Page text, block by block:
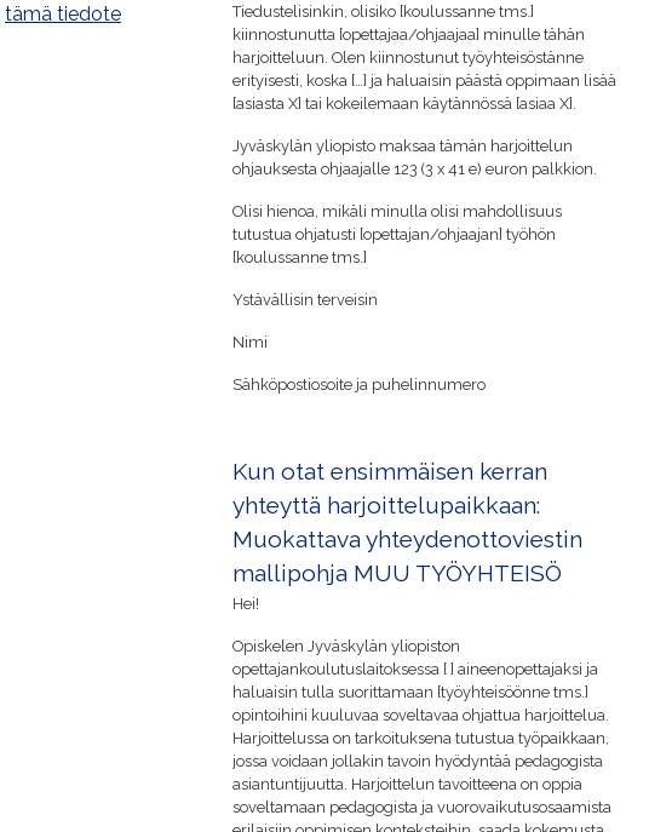
tämä tiedote
Tiedustelisinkin, olisiko [koulussanne tms.]
kiinnostunutta [opettajaa/ohjaajaa] minulle tähän
harjoitteluun. Olen kiinnostunut työyhteisöstänne
erityisesti, koska […] ja haluaisin päästä oppimaan lisää
[asiasta X] tai kokeilemaan käytännössä [asiaa X].
Jyväskylän yliopisto maksaa tämän harjoittelun
ohjauksesta ohjaajalle 123 (3 x 41 e) euron palkkion.
Olisi hienoa, mikäli minulla olisi mahdollisuus
tutustua ohjatusti [opettajan/ohjaajan] työhön
[koulussanne tms.]
Ystävällisin terveisin
Nimi
Sähköpostiosoite ja puhelinnumero
Kun otat ensimmäisen kerran
yhteyttä harjoittelupaikkaan:
Muokattava yhteydenottoviestin
mallipohja MUU TYÖYHTEISÖ
Hei!
Opiskelen Jyväskylän yliopiston
opettajankoulutuslaitoksessa [ ] aineenopettajaksi ja
haluaisin tulla suorittamaan [työyhteisöönne tms.]
opintoihini kuuluvaa soveltavaa ohjattua harjoittelua.
Harjoittelussa on tarkoituksena tutustua työpaikkaan,
jossa voidaan jollakin tavoin hyödyntää pedagogista
asiantuntijuutta. Harjoittelun tavoitteena on oppia
soveltamaan pedagogista ja vuorovaikutusosaamista